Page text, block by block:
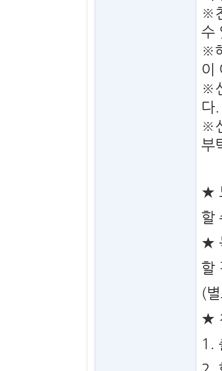
※
수
※
이
※
다.
※
부
★
할
★
할
(
★
1.